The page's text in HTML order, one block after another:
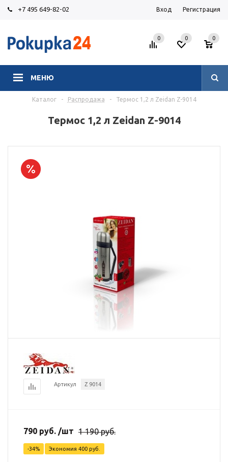
+7 495 649-82-02 Вход Регистрация
МЕНЮ
0 0
0
Каталог - Распродажа - Термос 1,2 л Zeidan Z-9014
Термос 1,2 л Zeidan Z-9014
Артикул Z 9014
790 руб. /шт 1 190руб.
-34% Экономия 400 руб.